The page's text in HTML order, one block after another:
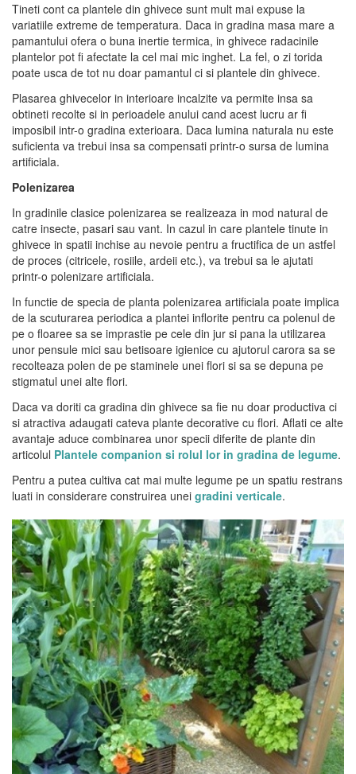
Tineti cont ca plantele din ghivece sunt mult mai expuse la
variatiile extreme de temperatura. Daca in gradina masa mare a
pamantului ofera o buna inertie termica, in ghivece radacinile
plantelor pot fi afectate la cel mai mic inghet. La fel, o zi torida
poate usca de tot nu doar pamantul ci si plantele din ghivece.
Plasarea ghivecelor in interioare incalzite va permite insa sa
obtineti recolte si in perioadele anului cand acest lucru ar fi
imposibil intr-o gradina exterioara. Daca lumina naturala nu este
suficienta va trebui insa sa compensati printr-o sursa de lumina
artificiala.
Polenizarea
In gradinile clasice polenizarea se realizeaza in mod natural de
catre insecte, pasari sau vant. In cazul in care plantele tinute in
ghivece in spatii inchise au nevoie pentru a fructifica de un astfel
de proces (citricele, rosiile, ardeii etc.), va trebui sa le ajutati
printr-o polenizare artificiala.
In functie de specia de planta polenizarea artificiala poate implica
de la scuturarea periodica a plantei inflorite pentru ca polenul de
pe o floaree sa se imprastie pe cele din jur si pana la utilizarea
unor pensule mici sau betisoare igienice cu ajutorul carora sa se
recolteaza polen de pe staminele unei flori si sa se depuna pe
stigmatul unei alte flori.
Daca va doriti ca gradina din ghivece sa fie nu doar productiva ci
si atractiva adaugati cateva plante decorative cu flori. Aflati ce alte
avantaje aduce combinarea unor specii diferite de plante din
articolul Plantele companion si rolul lor in gradina de legume.
Pentru a putea cultiva cat mai multe legume pe un spatiu restrans
luati in considerare construirea unei gradini verticale.